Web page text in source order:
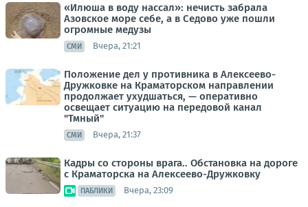
«Илюша в воду нассал»: нечисть забрала
Азовское море себе, а в Седово уже пошли
огромные медузы
СМИ Вчера, 21:21
Положение дел у противника в Алексеево-
Дружковке на Краматорском направлении
продолжает ухудшаться, — оперативно
освещает ситуацию на передовой канал
"Тмный"
СМИ Вчера, 21:37
Кадры со стороны врага.. Обстановка на дороге
с Краматорска на Алексеево-Дружковку
ПАБЛИКИ Вчера, 23:09